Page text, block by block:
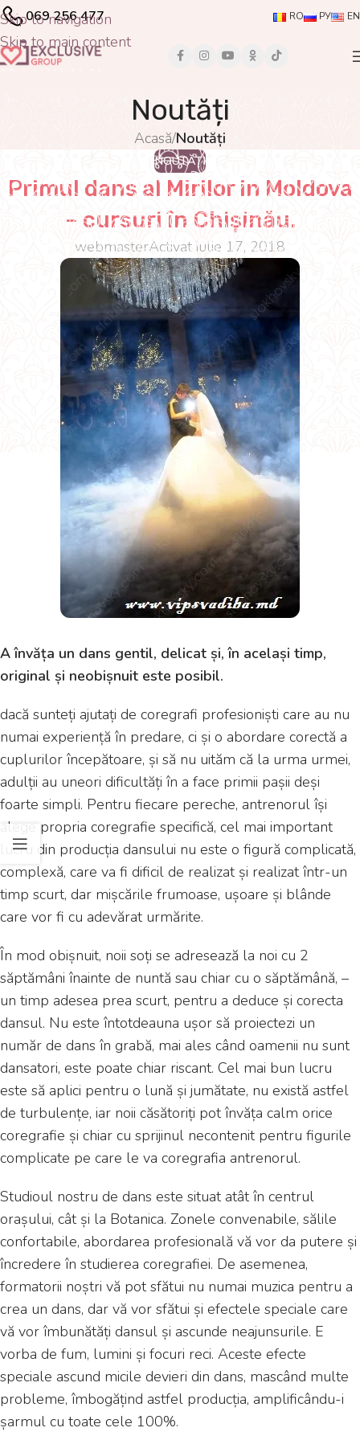
Skip to navigation
Skip to main content
069 256 477 RO РУ EN
Noutăți
Acasă/Noutăți
NOUTĂȚI
Primul dans al Mirilor in Moldova
– cursuri în Chișinău.
webmasterActivat iulie 17, 2018
A învăța un dans gentil, delicat și, în același timp,
original și neobișnuit este posibil.
dacă sunteți ajutați de coregrafi profesioniști care au nu
numai experiență în predare, ci și o abordare corectă a
cuplurilor începătoare, și să nu uităm că la urma urmei,
adulții au uneori dificultăți în a face primii pașii deși
foarte simpli. Pentru fiecare pereche, antrenorul își
alege propria coregrafie specifică, cel mai important
lucru din producția dansului nu este o figură complicată,
complexă, care va fi dificil de realizat și realizat într-un
timp scurt, dar mișcările frumoase, ușoare și blânde
care vor fi cu adevărat urmărite.
În mod obișnuit, noii soți se adresează la noi cu 2
săptămâni înainte de nuntă sau chiar cu o săptămână, –
un timp adesea prea scurt, pentru a deduce și corecta
dansul. Nu este întotdeauna ușor să proiectezi un
număr de dans în grabă, mai ales când oamenii nu sunt
dansatori, este poate chiar riscant. Cel mai bun lucru
este să aplici pentru o lună și jumătate, nu există astfel
de turbulențe, iar noii căsătoriți pot învăța calm orice
coregrafie și chiar cu sprijinul necontenit pentru figurile
complicate pe care le va coregrafia antrenorul.
Studioul nostru de dans este situat atât în centrul
orașului, cât și la Botanica. Zonele convenabile, sălile
confortabile, abordarea profesională vă vor da putere și
încredere în studierea coregrafiei. De asemenea,
formatorii noștri vă pot sfătui nu numai muzica pentru a
crea un dans, dar vă vor sfătui și efectele speciale care
vă vor îmbunătăți dansul și ascunde neajunsurile. E
vorba de fum, lumini și focuri reci. Aceste efecte
speciale ascund micile devieri din dans, mascând multe
probleme, îmbogățind astfel producția, amplificându-i
șarmul cu toate cele 100%.